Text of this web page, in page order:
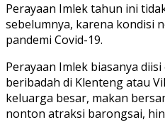
Perayaan Imlek tahun ini
sebelumnya, karena kondisi
pandemi Covid-19.
Perayaan Imlek biasanya
beribadah di Klenteng atau
keluarga besar, makan
nonton atraksi barongsai,